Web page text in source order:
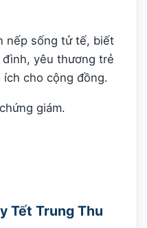
nếp sống tử tế, biết
yêu thương trẻ
cho cộng đồng.
giám.
Tết Trung Thu